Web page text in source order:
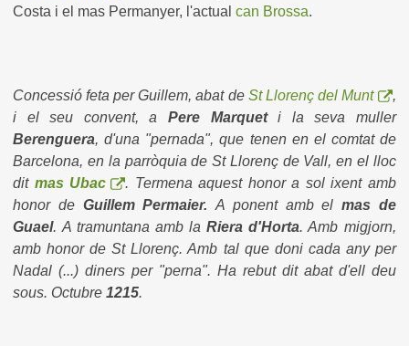
Costa i el mas Permanyer, l'actualcan Brossa.
Concessió feta per Guillem, abat de St Llorenç del Munt
,
i el seu convent, a Pere Marqueti la seva muller
Berenguera, d'una "pernada", que tenen en el comtat de
Barcelona, en la parròquia de St Llorenç de Vall, en el lloc
dit mas Ubac
. Termena aquest honor a sol ixent amb
honor de Guillem Permaier.A ponent amb el mas de
Guael. A tramuntana amb laRiera d'Horta. Amb migjorn,
amb honor de St Llorenç. Amb tal que doni cada any per
Nadal (...) diners per "perna". Ha rebut dit abat d'ell deu
sous. Octubre1215.